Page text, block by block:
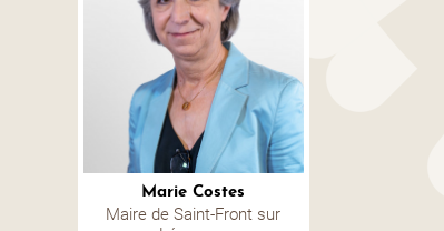
Marie Costes
Maire de Saint-Front sur